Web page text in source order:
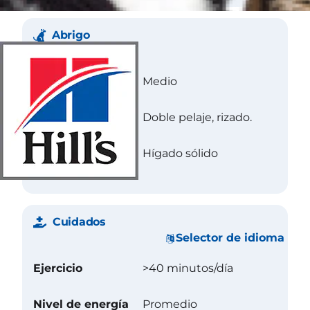
Selector de idioma
Abrigo
Longitud Medio
Textura Doble pelaje, rizado.
Hígado sólido
Cuidados
Ejercicio >40 minutos/día
Nivel de energía Promedio